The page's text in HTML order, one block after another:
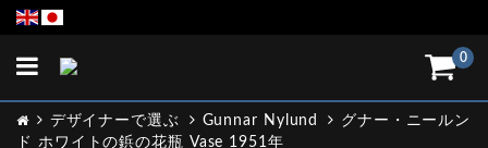
0
Toggle
デザイナーで選ぶ Gunnar Nylund
グナー・ニールン
ド ホワイトの鋲の花瓶 Vase 1951年